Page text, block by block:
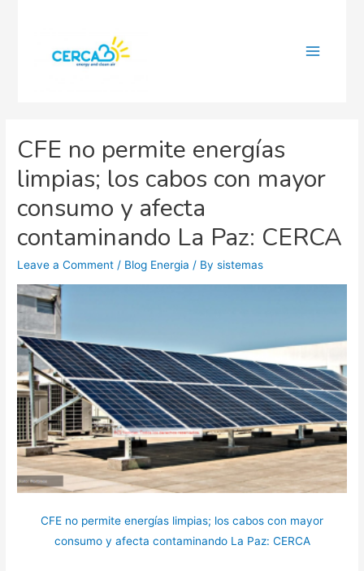
CFE no permite energías
limpias; los cabos con mayor
consumo y afecta
contaminando La Paz: CERCA
Leave a Comment / Blog Energia / Bysistemas
CFE no permite energías limpias; los cabos con mayor
consumo y afecta contaminando La Paz: CERCA